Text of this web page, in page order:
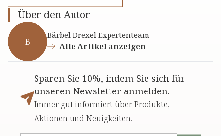
Über den Autor
B
Bärbel Drexel Expertenteam
Alle Artikel anzeigen
Sparen Sie 10%, indem Sie sich für
unseren Newsletter anmelden.
Immer gut informiert über Produkte,
Aktionen und Neuigkeiten.